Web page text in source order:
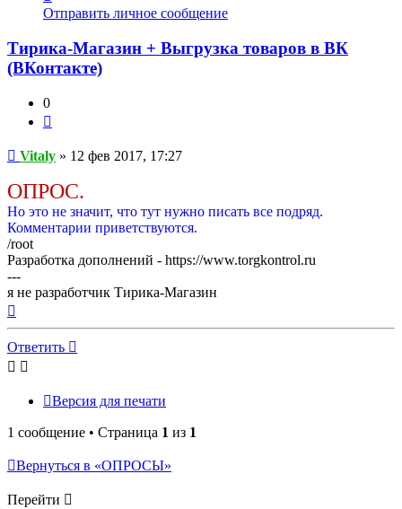
информация
пользователя
Vitaly
Отправить личное сообщение
Тирика-Магазин + Выгрузка товаров в ВК
(ВКонтакте)
0
Сообщение
Vitaly » 12 фев 2017, 17:27
ОПРОС.
Но это не значит, что тут нужно писать все подряд.
Комментарии приветствуются.
/root
Разработка дополнений - https://www.torgkontrol.ru
---
я не разработчик Тирика-Магазин
началу
Ответить
Версия для печати
1 сообщение • Страница 1 из 1
Вернуться в «ОПРОСЫ»
Перейти